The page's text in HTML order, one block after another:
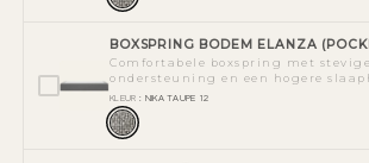
BOXSPRING BODEM ELANZA
Comfortabele boxspring met stevige
ondersteuning en een hogere
KLEUR : NIKA TAUPE 12